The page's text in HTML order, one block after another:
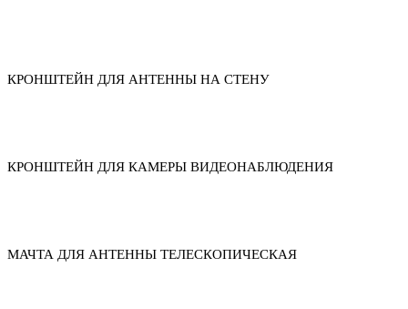
КРОНШТЕЙН ДЛЯ АНТЕННЫ НА СТЕНУ
КРОНШТЕЙН ДЛЯ КАМЕРЫ ВИДЕОНАБЛЮДЕНИЯ
МАЧТА ДЛЯ АНТЕННЫ ТЕЛЕСКОПИЧЕСКАЯ